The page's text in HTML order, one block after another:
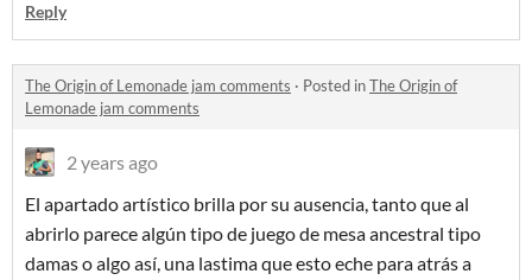
Reply
The Origin of Lemonade jam comments · Posted inThe Origin of
Lemonade jam comments
2 years ago
El apartado artístico brilla por su ausencia, tanto que al
abrirlo parece algún tipo de juego de mesa ancestral tipo
damas o algo así, una lastima que esto eche para atrás a